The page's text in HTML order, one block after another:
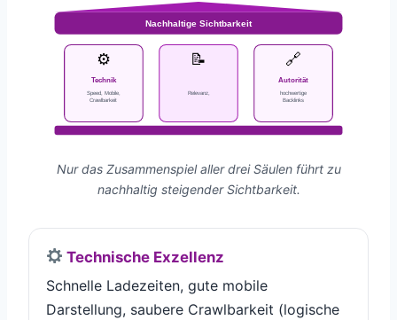
Nachhaltige Sichtbarkeit
⚙️
Technik
Speed, Mobile,
Crawlbarkeit
📝
Relevanz,
🔗
Autorität
hochwertige
Backlinks
Nur das Zusammenspiel aller drei Säulen führt zu
nachhaltig steigender Sichtbarkeit.
Technische Exzellenz
Schnelle Ladezeiten, gute mobile
Darstellung, saubere Crawlbarkeit (logische